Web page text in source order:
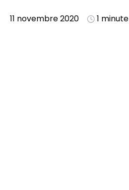
11 novembre 2020 1 minute